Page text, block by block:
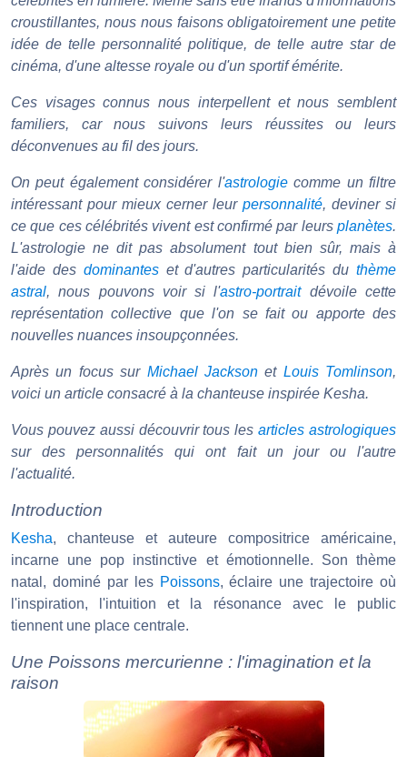
croustillantes, nous nous faisons obligatoirement une petite
idée de telle personnalité politique, de telle autre star de
cinéma, d'une altesse royale ou d'un sportif émérite.
Ces visages connus nous interpellent et nous semblent
familiers, car nous suivons leurs réussites ou leurs
déconvenues au fil des jours.
On peut également considérer l'astrologiecomme un filtre
intéressant pour mieux cerner leur personnalité, deviner si
ce que ces célébrités vivent est confirmé par leurs planètes.
L'astrologie ne dit pas absolument tout bien sûr, mais à
l'aide des dominanteset d'autres particularités duthème
astral, nous pouvons voir si l'astro-portraitdévoile cette
représentation collective que l'on se fait ou apporte des
nouvelles nuances insoupçonnées.
Après un focus sur Michael Jacksonet Louis Tomlinson,
voici un article consacré à la chanteuse inspirée Kesha.
Vous pouvez aussi découvrir tous lesarticles astrologiques
sur des personnalités qui ont fait un jour ou l'autre
l'actualité.
Introduction
Kesha, chanteuse et auteure compositrice américaine,
incarne une pop instinctive et émotionnelle. Son thème
natal, dominé par les Poissons, éclaire une trajectoire où
l'inspiration, l'intuition et la résonance avec le public
tiennent une place centrale.
Une Poissons mercurienne : l'imagination et la
raison